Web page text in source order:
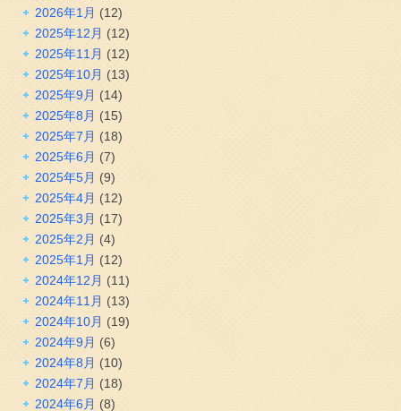
2026年1月 (12)
2025年12月 (12)
2025年11月 (12)
2025年10月 (13)
2025年9月 (14)
2025年8月 (15)
2025年7月 (18)
2025年6月 (7)
2025年5月 (9)
2025年4月 (12)
2025年3月 (17)
2025年2月 (4)
2025年1月 (12)
2024年12月 (11)
2024年11月 (13)
2024年10月 (19)
2024年9月 (6)
2024年8月 (10)
2024年7月 (18)
2024年6月 (8)